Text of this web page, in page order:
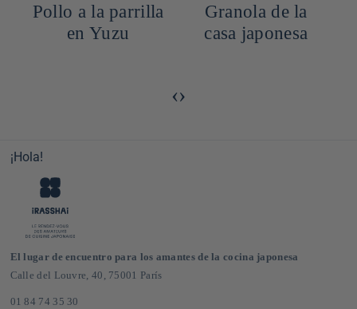
Granola de la
casa japonesa
Udon a la
carbonara
‹›
¡Hola!
El lugar de encuentro para los amantes de la cocina japonesa
Calle del Louvre, 40, 75001 París
01 84 74 35 30